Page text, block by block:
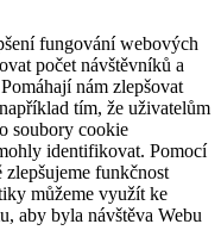
fungování webových
počet návštěvníků a
nám zlepšovat
tím, že uživatelům
soubory cookie
identifikovat. Pomocí
zlepšujeme funkčnost
můžeme využít ke
aby byla návštěva Webu